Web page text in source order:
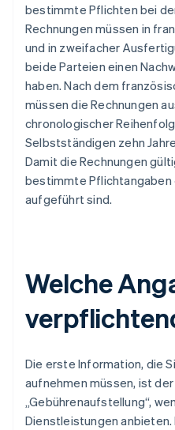
bestimmte Pflichten bei
Rechnungen müssen in
und in zweifacher
beide Parteien einen
haben. Nach dem
müssen die Rechnungen
chronologischer
Selbstständigen zehn
Damit die Rechnungen
bestimmte Pflichtangaben
aufgeführt sind.
Welche
Die erste Information, die
aufnehmen müssen, ist
„Gebührenaufstellung“,
Dienstleistungen anbieten.